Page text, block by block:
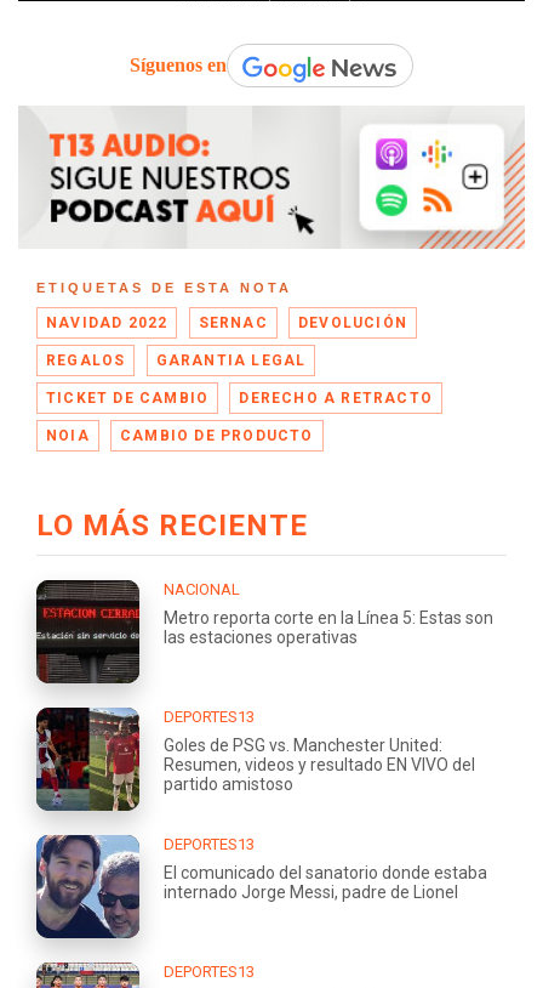
Síguenos en
ETIQUETAS DE ESTA NOTA
NAVIDAD 2022 SERNAC DEVOLUCIÓN
REGALOS GARANTIA LEGAL
TICKET DE CAMBIO DERECHO A RETRACTO
NOIA CAMBIO DE PRODUCTO
LO MÁS RECIENTE
NACIONAL
Metro reporta corte en la Línea 5: Estas son
las estaciones operativas
DEPORTES13
Goles de PSG vs. Manchester United:
Resumen, videos y resultado EN VIVO del
partido amistoso
DEPORTES13
El comunicado del sanatorio donde estaba
internado Jorge Messi, padre de Lionel
DEPORTES13